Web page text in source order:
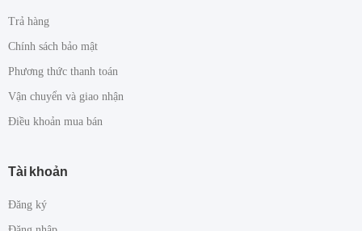
Trả hàng
Chính sách bảo mật
Phương thức thanh toán
Vận chuyển và giao nhận
Điều khoản mua bán
Tài khoản
Đăng ký